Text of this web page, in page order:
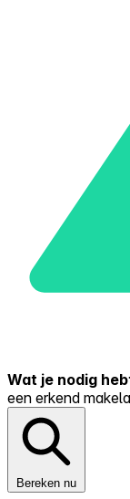
Wat je nodig
een erkend
Bereken nu